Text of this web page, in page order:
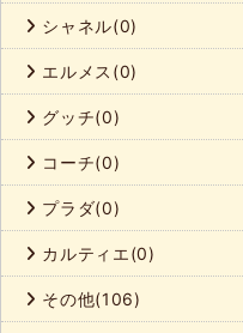
シャネル(0)
エルメス(0)
グッチ(0)
コーチ(0)
プラダ(0)
カルティエ(0)
その他(106)